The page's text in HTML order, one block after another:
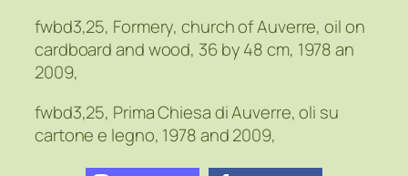
fwbd3,25, Formery, church of Auverre, oil on
cardboard and wood, 36 by 48 cm, 1978 an
2009,
fwbd3,25, Prima Chiesa di Auverre, oli su
cartone e legno, 1978 and 2009,